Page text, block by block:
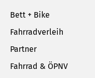
Bett + Bike
Fahrradverleih
Partner
Fahrrad & ÖPNV